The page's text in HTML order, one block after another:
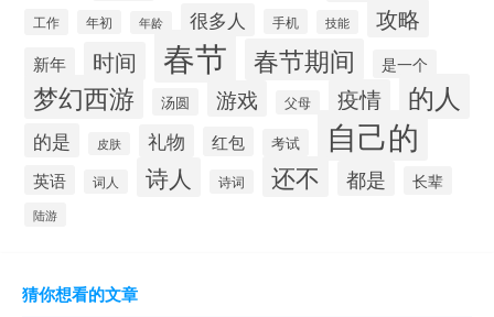
工作 年初 年龄 很多人 手机 技能 攻略
新年 时间 春节 春节期间 是一个
梦幻西游 汤圆 游戏 父母 疫情 的人
的是 皮肤 礼物 红包 考试 自己的
英语 词人 诗人 诗词 还不 都是 长辈
陆游
猜你想看的文章